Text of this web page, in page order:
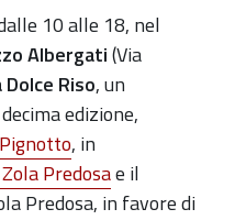
10 alle 18, nel
Albergati(Via
Dolce Riso, un
edizione,
, in
Predosae il
Predosa, in favore di